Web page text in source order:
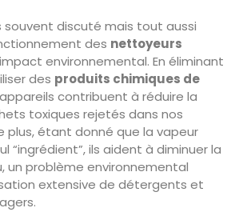
souvent discuté mais tout aussi
des nettoyeurs
environnemental. En éliminant
des produits chimiques de
contribuent à réduire la
toxiques rejetés dans nos
plus, étant donné que la vapeur
“ingrédient”, ils aident à diminuer la
un problème environnemental
extensive de détergents et